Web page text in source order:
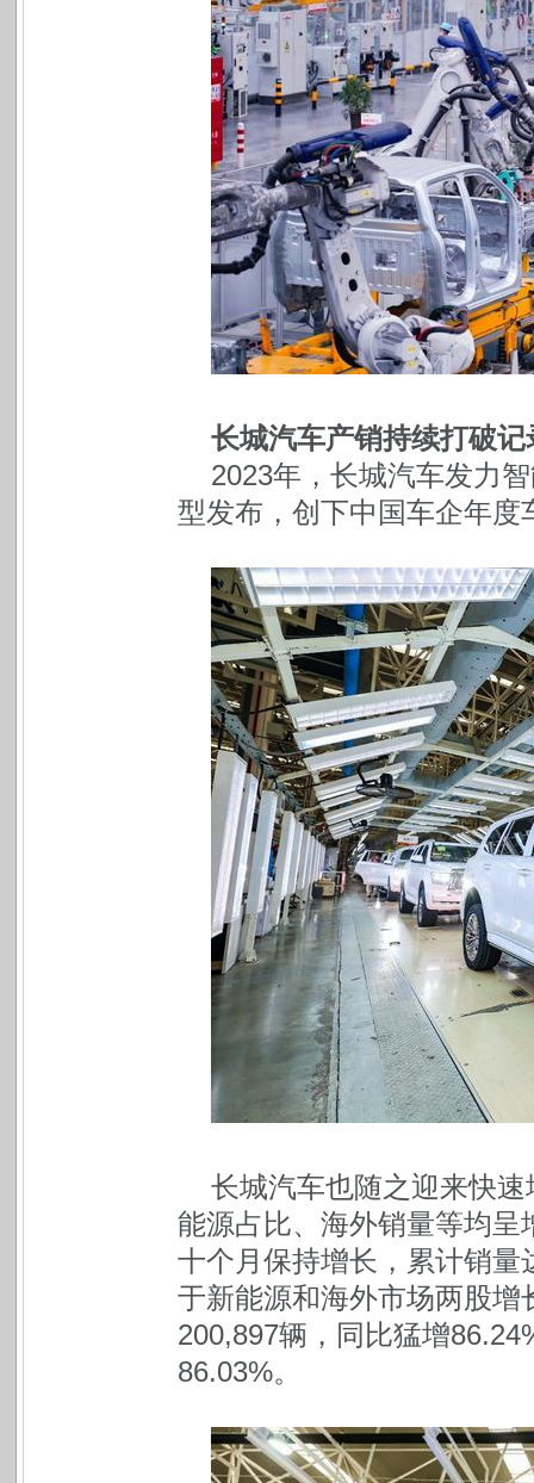
长城汽车产销持续打破
2023年，长城汽车发力
型发布，创下中国车企年度
长城汽车也随之迎来快
能源占比、海外销量等均
十个月保持增长，累计销量
于新能源和海外市场两股
200,897辆，同比猛增
86.03%。